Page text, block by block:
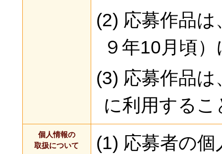
(2) 応募作品
９年10月頃
(3) 応募作品
に利用する
個人情報の
取扱について
(1) 応募者の